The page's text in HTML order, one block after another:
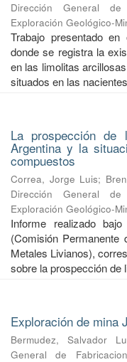
Dirección General
Exploración Geológico-
Trabajo presentado
donde se registra la
en las limolitas
situados en las
La prospección
Argentina y la
compuestos
Correa, Jorge Luis;
Dirección General
Exploración Geológico-
Informe realizado
(Comisión Permanente
Metales Livianos),
sobre la prospección de
Exploración de mina
Bermudez, Salvador
General de